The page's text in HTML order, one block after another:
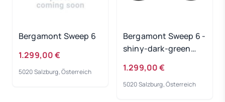
Bergamont Sweep 6
1.299,00 €
5020 Salzburg, Österreich
Bergamont Sweep 6 -
shiny-dark-green
1.299,00 €
5020 Salzburg, Österreich